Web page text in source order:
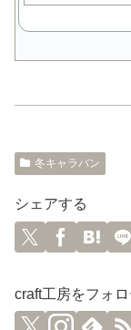
冬キャラバン
シェアする
craft工房をフォ